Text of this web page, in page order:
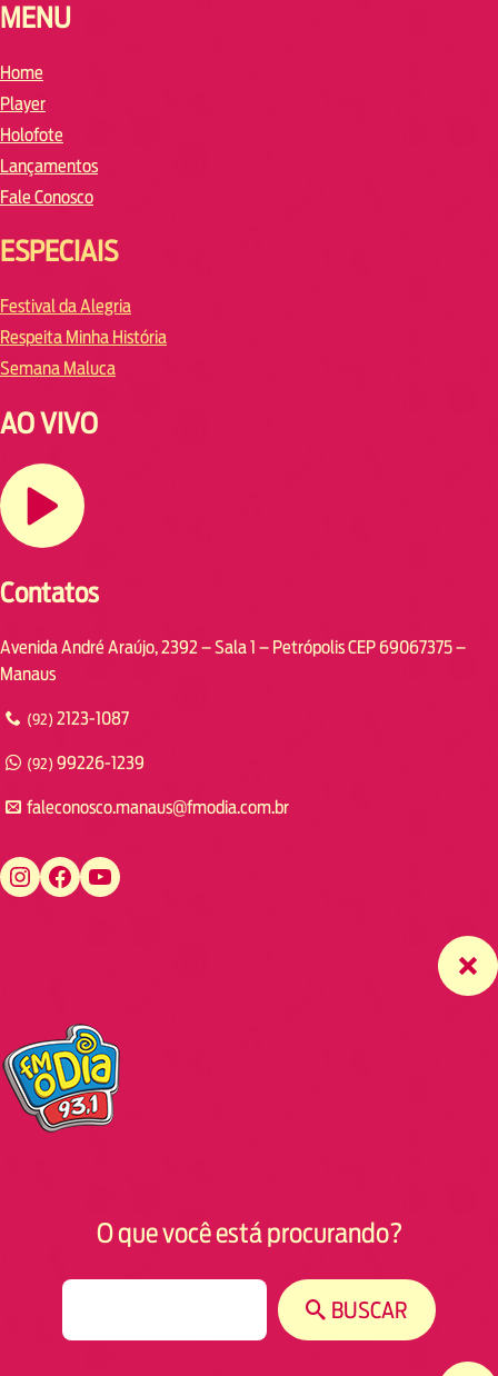
MENU
Home
Player
Holofote
Lançamentos
Fale Conosco
ESPECIAIS
Festival da Alegria
Respeita Minha História
Semana Maluca
AO VIVO
Contatos
Avenida André Araújo, 2392 – Sala 1 – Petrópolis CEP 69067375 –
Manaus
(92) 2123-1087
(92) 99226-1239
faleconosco.manaus@fmodia.com.br
https://www.instagram.com/fmodiamanaus/ https://www.facebook.com/fmodiamanaus https://www.youtube.com/user/radiofmodia
O que você está procurando?
BUSCAR